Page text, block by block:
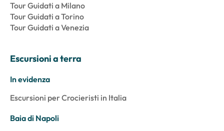
Tour Guidati a Milano
Tour Guidati a Torino
Tour Guidati a Venezia
Escursioni a terra
In evidenza
Escursioni per Crocieristi in Italia
Baia di Napoli